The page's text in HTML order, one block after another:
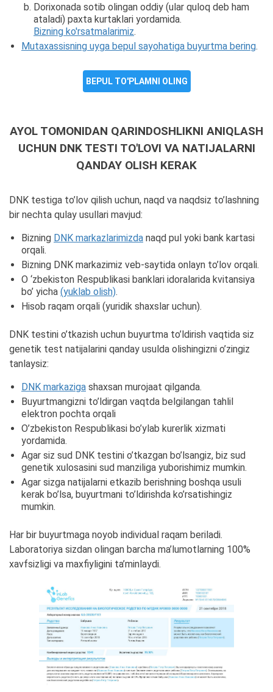
Dorixonada sotib olingan oddiy (ular quloq deb ham
ataladi) paxta kurtaklari yordamida.
Bizning ko'rsatmalarimiz.
Mutaxassisning uyga bepul sayohatiga buyurtma bering.
BEPUL TO'PLAMNI OLING
AYOL TOMONIDAN QARINDOSHLIKNI ANIQLASH
UCHUN DNK TESTI TO'LOVI VA NATIJALARNI
QANDAY OLISH KERAK
DNK testiga to’lov qilish uchun, naqd va naqdsiz to’lashning
bir nechta qulay usullari mavjud:
Bizning DNK markazlarimizda naqd pul yoki bank kartasi
orqali.
Bizning DNK markazimiz veb-saytida onlayn to’lov orqali.
O ‘zbekiston Respublikasi banklari idoralarida kvitansiya
bo’ yicha (yuklab olish).
Hisob raqam orqali (yuridik shaxslar uchun).
DNK testini o’tkazish uchun buyurtma to’ldirish vaqtida siz
genetik test natijalarini qanday usulda olishingizni o’zingiz
tanlaysiz:
DNK markaziga shaxsan murojaat qilganda.
Buyurtmangizni to’ldirgan vaqtda belgilangan tahlil
elektron pochta orqali
O’zbekiston Respublikasi bo’ylab kurerlik xizmati
yordamida.
Agar siz sud DNK testini o’tkazgan bo’lsangiz, biz sud
genetik xulosasini sud manziliga yuborishimiz mumkin.
Agar sizga natijalarni etkazib berishning boshqa usuli
kerak bo’lsa, buyurtmani to’ldirishda ko’rsatishingiz
mumkin.
Har bir buyurtmaga noyob individual raqam beriladi.
Laboratoriya sizdan olingan barcha ma’lumotlarning 100%
xavfsizligi va maxfiyligini ta’minlaydi.